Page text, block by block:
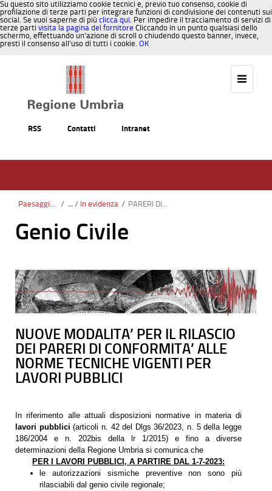
Su questo sito utilizziamo cookie tecnici e, previo tuo consenso, cookie di
profilazione di terze parti per integrare funzioni di condivisione dei contenuti sui
social. Se vuoi saperne di più clicca qui. Per impedire il tracciamento di servizi di
terze parti visita la pagina del fornitore Cliccando in un punto qualsiasi dello
schermo, effettuando un’azione di scroll o chiudendo questo banner, invece,
presti il consenso all’uso di tutti i cookie. OK
RSS Contatti Intranet
Paesaggio, Territorio, Urbanistica / In evidenza / PARERI DI CONFORMITA’ ALLE NORME TECNICHE VIGENTI PER LAVORI PUBBLICI
Genio Civile
NUOVE MODALITA’ PER IL RILASCIO
DEI PARERI DI CONFORMITA’ ALLE
NORME TECNICHE VIGENTI PER
LAVORI PUBBLICI
In riferimento alle attuali disposizioni normative in materia di
lavori pubblici (articoli n. 42 del Dlgs 36/2023, n. 5 della legge
186/2004 e n. 202bis della lr 1/2015) e fino a diverse
determinazioni della Regione Umbria si comunica che
PER I LAVORI PUBBLICI, A PARTIRE DAL 1-7-2023:
le autorizzazioni sismiche preventive non sono più
rilasciabili dal genio civile regionale;